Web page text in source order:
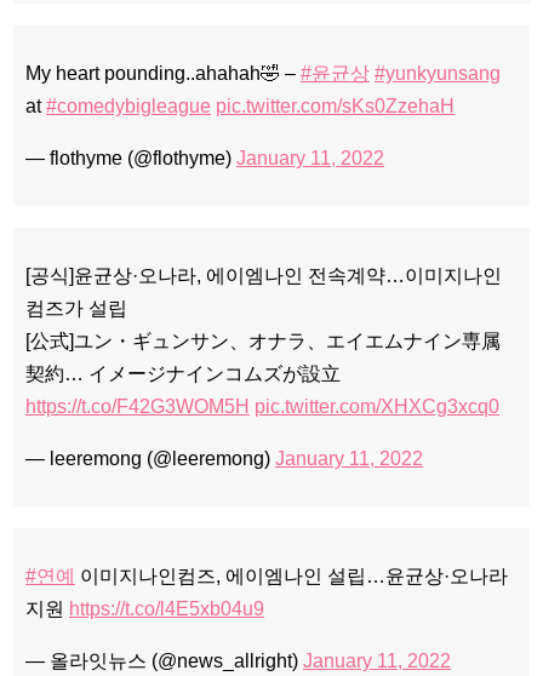
My heart pounding..ahahah🤣 – #윤균상 #yunkyunsang
at#comedybigleague pic.twitter.com/sKs0ZzehaH
— flothyme (@flothyme) January 11, 2022
[공식]윤균상·오나라, 에이엠나인 전속계약…이미지나인
컴즈가 설립
[公式]ユン・ギュンサン、オナラ、エイエムナイン専属
契約… イメージナインコムズが設立
https://t.co/F42G3WOM5H pic.twitter.com/XHXCg3xcq0
— leeremong (@leeremong) January 11, 2022
#연예 이미지나인컴즈, 에이엠나인 설립…윤균상·오나라
지원 https://t.co/l4E5xb04u9
— 올라잇뉴스 (@news_allright) January 11, 2022